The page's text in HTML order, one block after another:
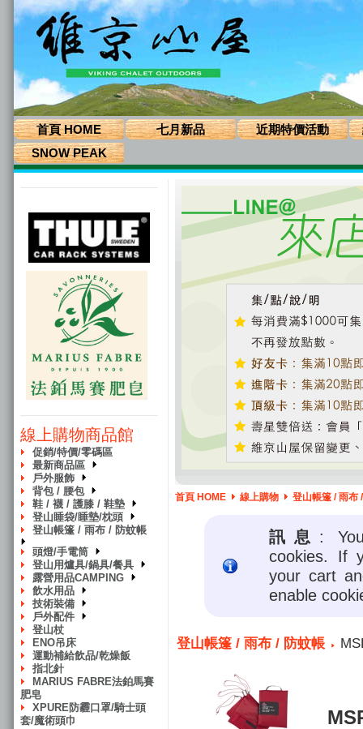
首頁 HOME 七月新品 近期特價活動
SNOW PEAK
線上購物商品館
促銷/特價/零碼區
最新商品區
戶外服飾
背包 / 腰包
鞋 / 襪 / 護膝 / 鞋墊
登山睡袋/睡墊/枕頭
登山帳篷 / 雨布 / 防蚊帳
頭燈/手電筒
登山用爐具/鍋具/餐具
露營用品CAMPING
飲水用品
技術裝備
戶外配件
登山杖
ENO吊床
運動補給飲品/乾燥飯
指北針
MARIUS FABRE法鉑馬賽
肥皂
XPURE防霾口罩/騎士頭
套/魔術頭巾
首頁 HOME 線上購物 登山帳篷 / 雨布
訊息 :
cookies. If
your cart
enable
登山帳篷 / 雨布 / 防蚊帳